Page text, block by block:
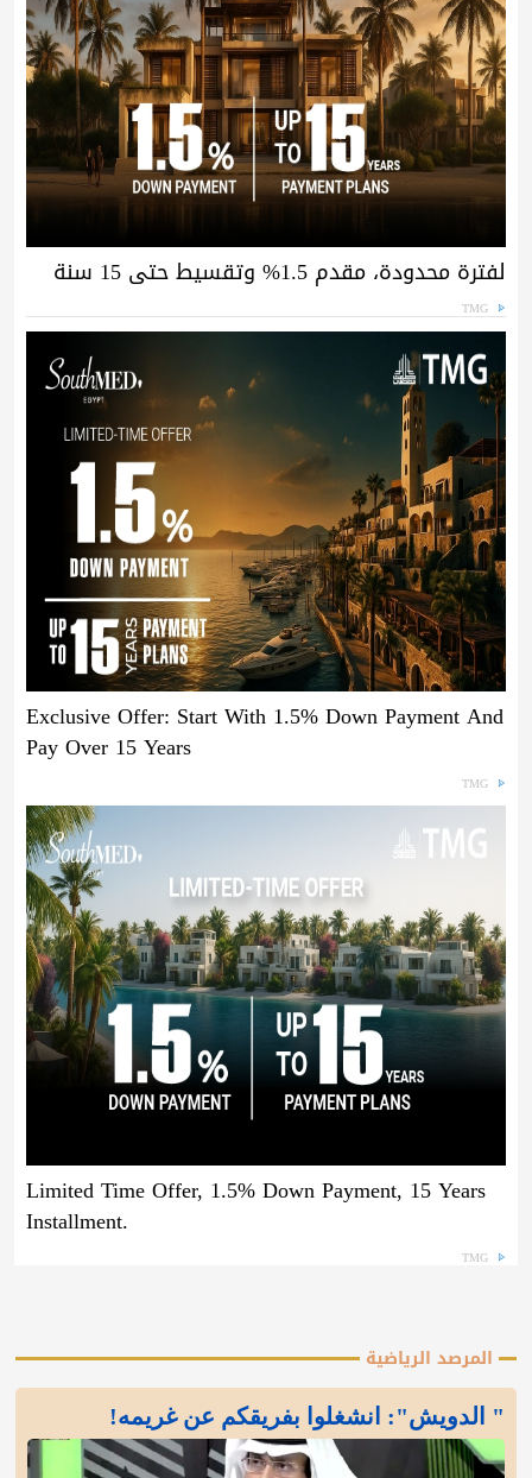
لفترة محدودة، مقدم 1.5% وتقسيط حتى 15 سنة
TMG
Exclusive Offer: Start With 1.5% Down Payment And
Pay Over 15 Years
TMG
Limited Time Offer, 1.5% Down Payment, 15 Years
Installment.
TMG
المرصد الرياضية
" الدويش": انشغلوا بفريقكم عن غريمه!